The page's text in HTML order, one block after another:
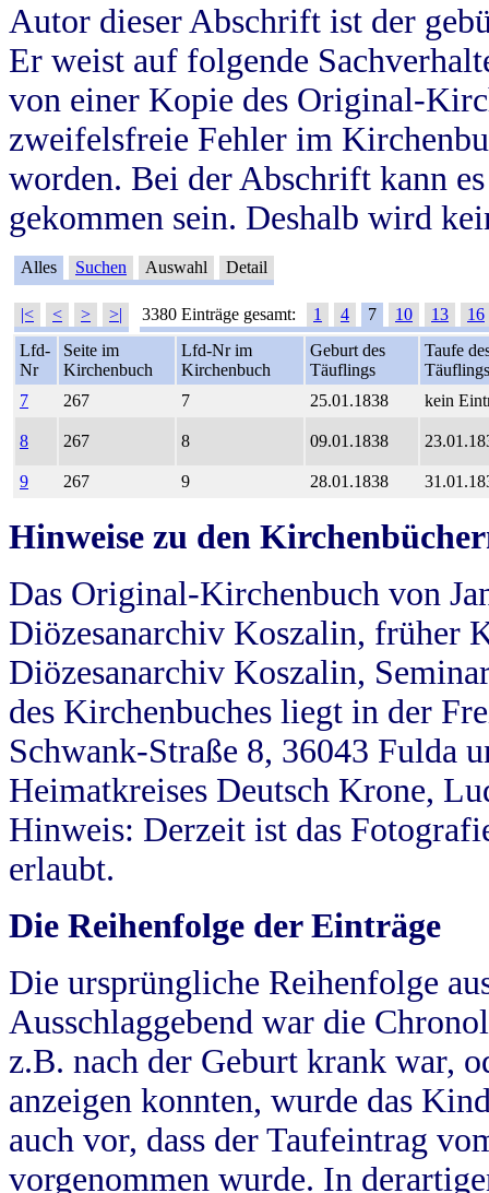
Autor dieser Abschrift ist der
Er weist auf folgende
von einer Kopie des Original-
zweifelsfreie Fehler im
worden. Bei der Abschrift kann
gekommen sein. Deshalb wird
Alles Suchen Auswahl Detail
|< < > >| 3380 Einträge gesamt: 1 4 7 10 13
16
Lfd-
Nr
Seite im
Kirchenbuch
Lfd-Nr im
Kirchenbuch
Geburt des
Täuflings
Taufe
Täuflings
7
267 7 25.01.1838 kein
8 267 8 09.01.1838
9 267 9 28.01.1838
Hinweise zu den
Das Original-Kirchenbuch von
Diözesanarchiv Koszalin, früher
Diözesanarchiv Koszalin,
des Kirchenbuches liegt in der
Schwank-Straße 8, 36043 Fulda
Heimatkreises Deutsch Krone,
Hinweis: Derzeit ist das
erlaubt.
Die Reihenfolge der Einträge
Die ursprüngliche Reihenfolge
Ausschlaggebend war die
z.B. nach der Geburt krank war,
anzeigen konnten, wurde das
auch vor, dass der Taufeintrag
vorgenommen wurde. In